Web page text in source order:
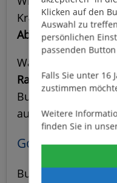
Klicken auf den
Auswahl zu
persönlichen
passenden
Falls Sie unter 16
zustimmen
Weitere
finden Sie in
Kreuzfahrten mit
Abfahrtsdatenzu
Wählen Sie aus
Rabatt, indem Sie
Buchung die
auswählen.
Gold Summer –
Buchen Sie Ihre